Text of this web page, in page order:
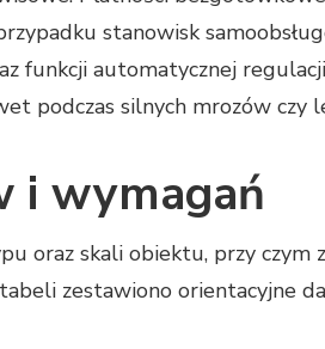
stanowisk
funkcji automatycznej
podczas silnych mrozów czy
i wymagań
oraz skali obiektu, przy czym
zestawiono orientacyjne